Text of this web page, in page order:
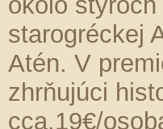
starogréckej
Atén. V
zhrňujúci
cca.19€/